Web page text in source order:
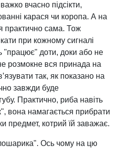
вчасно підсікти,
карася чи коропа. А на
практично сама. Тож
при кожному сигналі
"працює" доти, доки або не
розмокне вся принада на
так, як показано на
завжди буде
Практично, риба навіть
вона намагається прибрати
предмет, котрий їй заважає.
Ось чому на цю